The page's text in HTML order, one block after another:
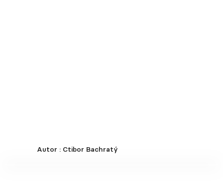
Autor : Ctibor Bachratý